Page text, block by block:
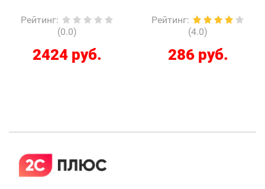
Рейтинг:
(0.0)
2424 руб.
Рейтинг:
(4.0)
286 руб.